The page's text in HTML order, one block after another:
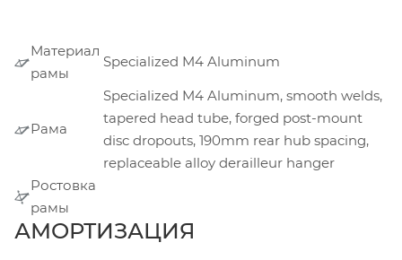
Материал
рамы
Specialized M4 Aluminum
Рама
Specialized M4 Aluminum, smooth welds,
tapered head tube, forged post-mount
disc dropouts, 190mm rear hub spacing,
replaceable alloy derailleur hanger
Ростовка
рамы
АМОРТИЗАЦИЯ